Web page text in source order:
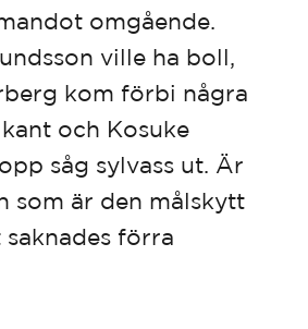
omgående.
ville ha boll,
kom förbi några
och Kosuke
såg sylvass ut. Är
som är den målskytt
förra